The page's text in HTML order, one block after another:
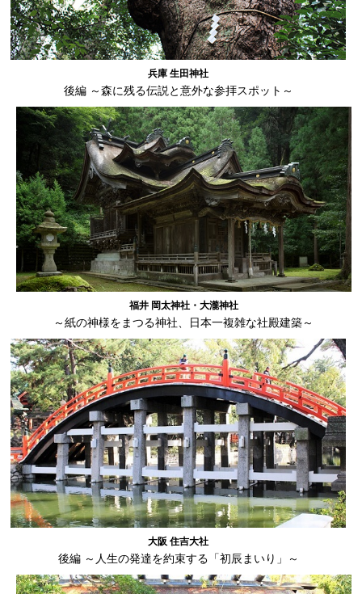
兵庫 生田神社
後編 ～森に残る伝説と意外な参拝スポット～
福井 岡太神社・大瀧神社
～紙の神様をまつる神社、日本一複雑な社殿建築～
大阪 住吉大社
後編 ～人生の発達を約束する「初辰まいり」～